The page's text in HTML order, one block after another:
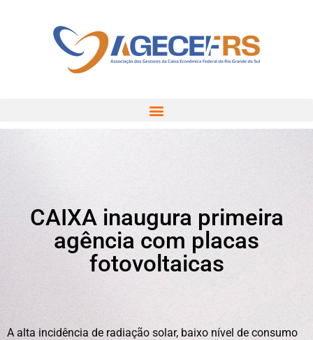
CAIXA inaugura primeira
agência com placas
fotovoltaicas
A alta incidência de radiação solar, baixo nível de consumo